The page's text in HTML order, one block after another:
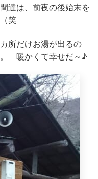
達は、前夜の後始末を
笑
所だけお湯が出るの
。 暖かくて幸せだ～♪